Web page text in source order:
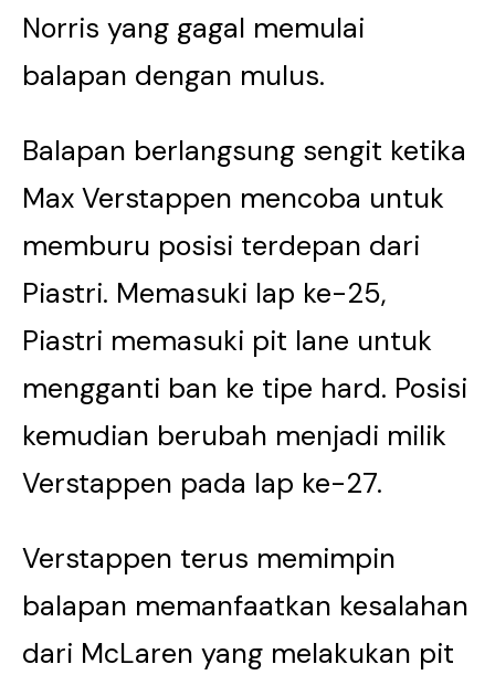
Norris yang gagal memulai
balapan dengan mulus.
Balapan berlangsung sengit ketika
Max Verstappen mencoba untuk
memburu posisi terdepan dari
Piastri. Memasuki lap ke-25,
Piastri memasuki pit lane untuk
mengganti ban ke tipe hard. Posisi
kemudian berubah menjadi milik
Verstappen pada lap ke-27.
Verstappen terus memimpin
balapan memanfaatkan kesalahan
dari McLaren yang melakukan pit